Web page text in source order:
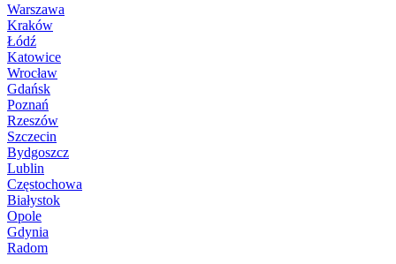
Warszawa
Kraków
Łódź
Katowice
Wrocław
Gdańsk
Poznań
Rzeszów
Szczecin
Bydgoszcz
Lublin
Częstochowa
Białystok
Opole
Gdynia
Radom